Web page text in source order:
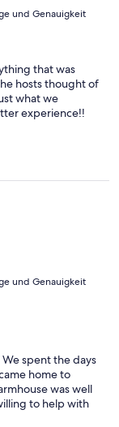
und Genauigkeit
that was
hosts thought of
what we
experience!!
und Genauigkeit
spent the days
home to
was well
to help with